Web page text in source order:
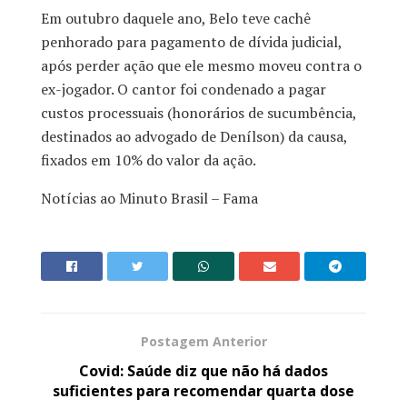
Em outubro daquele ano, Belo teve cachê
penhorado para pagamento de dívida judicial,
após perder ação que ele mesmo moveu contra o
ex-jogador. O cantor foi condenado a pagar
custos processuais (honorários de sucumbência,
destinados ao advogado de Denílson) da causa,
fixados em 10% do valor da ação.
Notícias ao Minuto Brasil – Fama
Postagem Anterior
Covid: Saúde diz que não há dados
suficientes para recomendar quarta dose